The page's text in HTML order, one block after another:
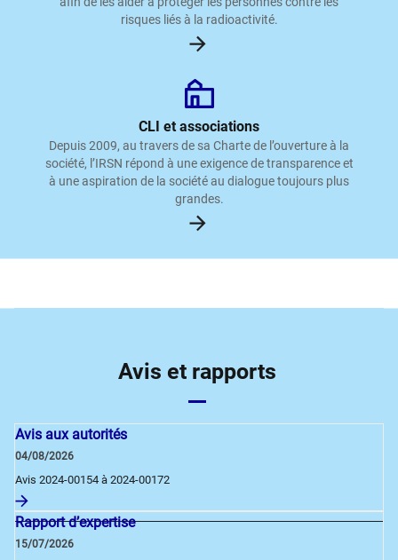
risques liés à la radioactivité.
CLI et associations
Depuis 2009, au travers de sa Charte de l’ouverture à la
société, l’IRSN répond à une exigence de transparence et
à une aspiration de la société au dialogue toujours plus
grandes.
Avis et rapports
Avis aux autorités
04/08/2026
Avis 2024-00154 à 2024-00172
Rapport d’expertise
15/07/2026